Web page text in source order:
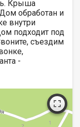
Крыша
обработан и
внутри
подходит под
съездим
-